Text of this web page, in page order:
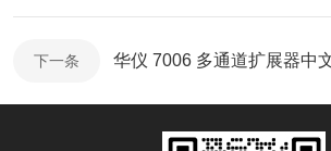
下一条 华仪 7006 多通道扩展器中